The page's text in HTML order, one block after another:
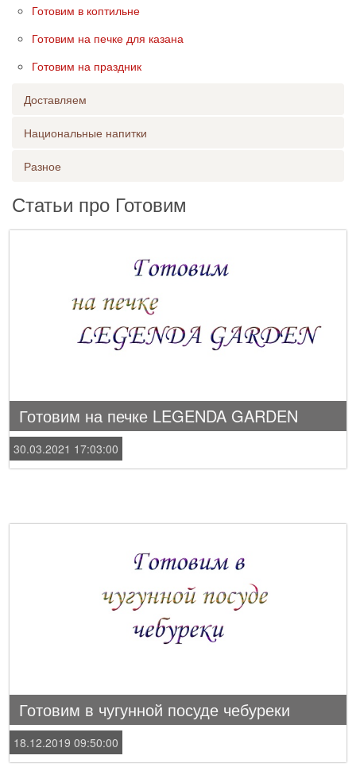
Готовим в коптильне
Готовим на печке для казана
Готовим на праздник
Доставляем
Национальные напитки
Разное
Статьи про Готовим
Готовим на печке LEGENDA GARDEN
30.03.2021 17:03:00
Готовим в чугунной посуде чебуреки
18.12.2019 09:50:00